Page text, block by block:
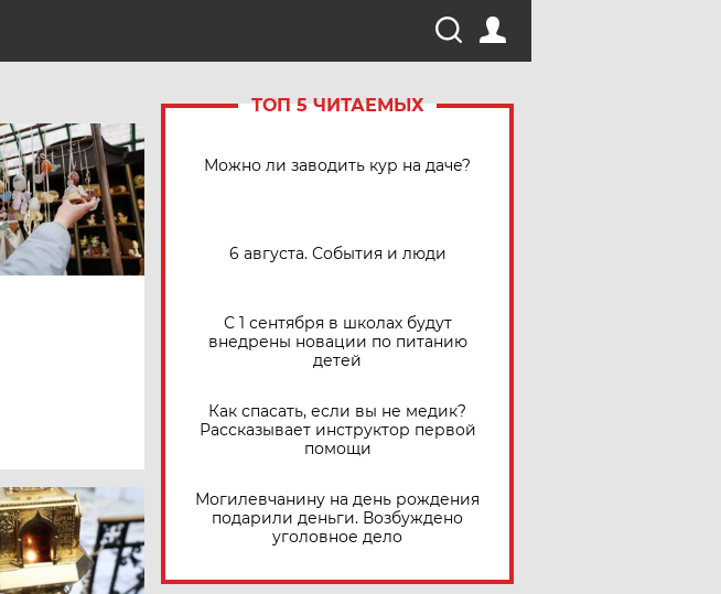
ТОП 5 ЧИТАЕМЫХ
Можно ли заводить кур на даче?
6 августа. События и люди
С 1 сентября в школах будут
внедрены новации по питанию
детей
Как спасать, если вы не медик?
Рассказывает инструктор первой
помощи
Могилевчанину на день рождения
подарили деньги. Возбуждено
уголовное дело